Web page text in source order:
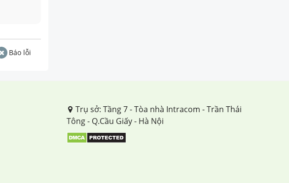
Báo lỗi
Trụ sở: Tầng 7 - Tòa nhà Intracom - Trần Thái
Tông - Q.Cầu Giấy - Hà Nội